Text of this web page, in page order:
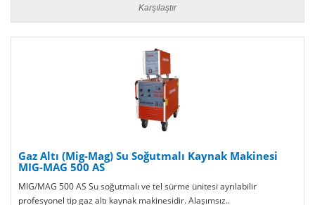
Karşılaştır
Gaz Altı (Mig-Mag) Su Soğutmalı Kaynak Makinesi
MIG-MAG 500 AS
MIG/MAG 500 AS Su soğutmalı ve tel sürme ünitesi ayrılabilir
profesyonel tip gaz altı kaynak makinesidir. Alaşımsız..